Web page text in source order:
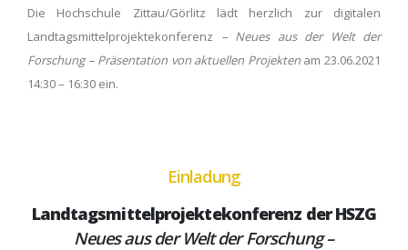
Die Hochschule Zittau/Görlitz lädt herzlich zur digitalen
Landtagsmittelprojektekonferenz – Neues aus der Welt der
Forschung – Präsentation von aktuellen Projektenam 23.06.2021
14:30 – 16:30 ein.
Einladung
Landtagsmittelprojektekonferenz der HSZG
Neues aus der Welt der Forschung –